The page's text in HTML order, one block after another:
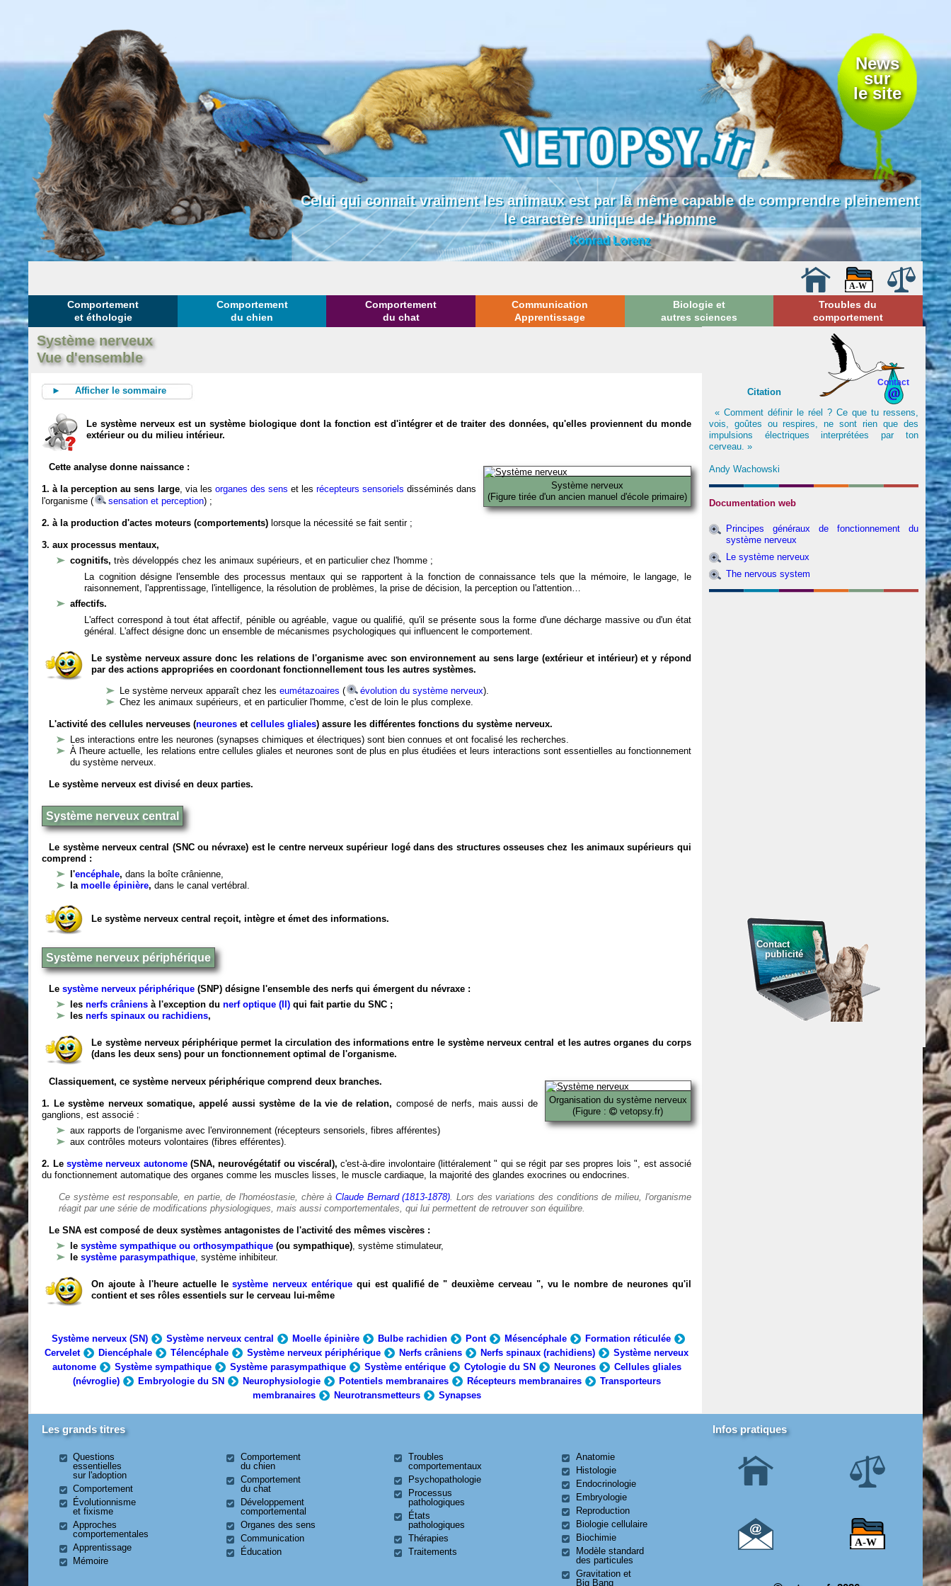
News
sur
le site
Celui qui connait vraiment les animaux est par là même capable de comprendre pleinement
le caractère unique de l'homme
Konrad Lorenz
Comportement
et éthologie
Comportement
du chien
Comportement
du chat
Communication
Apprentissage
Biologie et
autres sciences
Troubles du
comportement
Système nerveux
Vue d'ensemble
► Afficher le sommaire
Le système nerveux est un système biologique dont la fonction est d'intégrer et de traiter des données, qu'elles proviennent du monde
extérieur ou du milieu intérieur.
Système nerveux
(Figure tirée d'un ancien manuel d'école primaire)
Cette analyse donne naissance :
1. à la perception au sens large, via les organes des sens et les récepteurs sensoriels disséminés dans
l'organisme (
sensation et perception) ;
2. à la production d'actes moteurs (comportements) lorsque la nécessité se fait sentir ;
3. aux processus mentaux,
cognitifs,très développés chez les animaux supérieurs, et en particulier chez l'homme ;
La cognition désigne l'ensemble des processus mentaux qui se rapportent à la fonction de connaissance tels que la mémoire, le langage, le
raisonnement, l'apprentissage, l'intelligence, la résolution de problèmes, la prise de décision, la perception ou l'attention…
affectifs.
L'affect correspond à tout état affectif, pénible ou agréable, vague ou qualifié, qu'il se présente sous la forme d'une décharge massive ou d'un état
général. L'affect désigne donc un ensemble de mécanismes psychologiques qui influencent le comportement.
Le système nerveux assure donc les relations de l'organisme avec son environnement au sens large (extérieur et intérieur) et y répond
par des actions appropriées en coordonant fonctionnellement tous les autres systèmes.
Le système nerveux apparaît chez leseumétazoaires ( évolution du système nerveux).
Chez les animaux supérieurs, et en particulier l'homme, c'est de loin le plus complexe.
L'activité des cellules nerveuses (neurones etcellules gliales) assure les différentes fonctions du système nerveux.
Les interactions entre les neurones (synapses chimiques et électriques) sont bien connues et ont focalisé les recherches.
À l'heure actuelle, les relations entre cellules gliales et neurones sont de plus en plus étudiées et leurs interactions sont essentielles au fonctionnement
du système nerveux.
Le système nerveux est divisé en deux parties.
Système nerveux central
Le système nerveux central (SNC ou névraxe) est le centre nerveux supérieur logé dans des structures osseuses chez les animaux supérieurs qui
comprend :
l'encéphale,dans la boîte crânienne,
lamoelle épinière,dans le canal vertébral.
Le système nerveux central reçoit, intègre et émet des informations.
Système nerveux périphérique
Lesystème nerveux périphérique (SNP) désigne l'ensemble des nerfs qui émergent du névraxe :
lesnerfs crâniens à l'exception du nerf optique (II) qui fait partie du SNC ;
lesnerfs spinaux ou rachidiens,
Le système nerveux périphérique permet la circulation des informations entre le système nerveux central et les autres organes du corps
(dans les deux sens) pour un fonctionnement optimal de l'organisme.
Organisation du système nerveux
(Figure :
vetopsy.fr)
Classiquement, ce système nerveux périphérique comprend deux branches.
1. Le système nerveux somatique, appelé aussi système de la vie de relation, composé de nerfs, mais aussi de
ganglions, est associé :
aux rapports de l'organisme avec l'environnement (récepteurs sensoriels, fibres afférentes)
aux contrôles moteurs volontaires (fibres efférentes).
2. Le système nerveux autonome(SNA, neurovégétatif ou viscéral), c'est-à-dire involontaire (littéralement " qui se régit par ses propres lois ", est associé
du fonctionnement automatique des organes comme les muscles lisses, le muscle cardiaque, la majorité des glandes exocrines ou endocrines.
Ce système est responsable, en partie, de l'homéostasie, chère àClaude Bernard (1813-1878). Lors des variations des conditions de milieu, l'organisme
réagit par une série de modifications physiologiques, mais aussi comportementales, qui lui permettent de retrouver son équilibre.
Le SNA est composé de deux systèmes antagonistes de l'activité des mêmes viscères :
lesystème sympathique ou orthosympathique (ou sympathique), système stimulateur,
lesystème parasympathique, système inhibiteur.
On ajoute à l'heure actuelle lesystème nerveux entérique qui est qualifié de " deuxième cerveau ", vu le nombre de neurones qu'il
contient et ses rôles essentiels sur le cerveau lui-même
Système nerveux (SN) Système nerveux central Moelle épinière Bulbe rachidien Pont Mésencéphale
Formation réticulée
Cervelet
Diencéphale Télencéphale Système nerveux périphérique Nerfs crâniens Nerfs spinaux (rachidiens)
Système nerveux
autonome
Système sympathique Système parasympathique Système entérique Cytologie du SN Neurones
Cellules gliales
(névroglie)
Embryologie du SN Neurophysiologie Potentiels membranaires Récepteurs membranaires
Transporteurs
membranaires
Neurotransmetteurs Synapses
Contact
Citation
« Comment définir le réel ? Ce que tu ressens,
vois, goûtes ou respires, ne sont rien que des
impulsions électriques interprétées par ton
cerveau. »
Andy Wachowski
Documentation web
Principes généraux de fonctionnement du
système nerveux
Le système nerveux
The nervous system
Contact
publicité
Les grands titres
Questions
essentielles
sur l'adoption
Comportement
Évolutionnisme
et fixisme
Approches
comportementales
Apprentissage
Mémoire
Comportement
du chien
Comportement
du chat
Développement
comportemental
Organes des sens
Communication
Éducation
Troubles
comportementaux
Psychopathologie
Processus
pathologiques
États
pathologiques
Thérapies
Traitements
Anatomie
Histologie
Endocrinologie
Embryologie
Reproduction
Biologie cellulaire
Biochimie
Modèle standard
des particules
Gravitation et
Big Bang
Infos pratiques